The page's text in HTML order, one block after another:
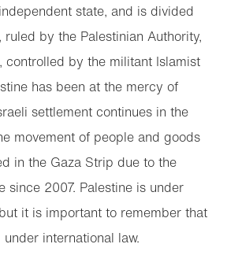
state, and is divided
ruled by the Palestinian Authority,
controlled by the militant Islamist
has been at the mercy of
settlement continues in the
movement of people and goods
in the Gaza Strip due to the
since 2007. Palestine is under
it is important to remember that
international law.